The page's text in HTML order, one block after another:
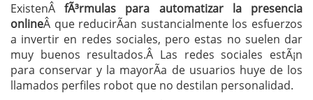
ExistenÂfÃ³rmulas para automatizar la presencia
onlineÂ que reducirÃ­an sustancialmente los esfuerzos
a invertir en redes sociales, pero estas no suelen dar
muy buenos resultados.Â Las redes sociales estÃ¡n
para conservar y la mayorÃ­a de usuarios huye de los
llamados perfiles robot que no destilan personalidad.